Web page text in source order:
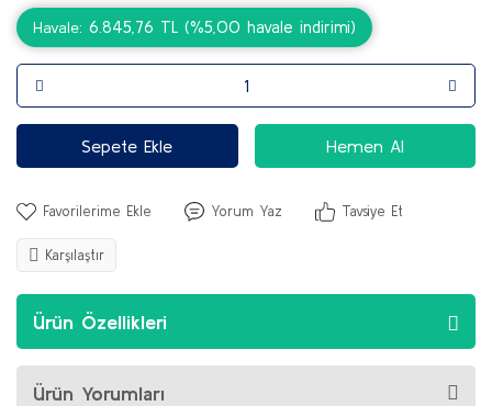
Havale 6.845,76 TL (%5,00 havale indirimi)
Sepete Ekle Hemen Al
Yorum Yaz Tavsiye Et
Karşılaştır
Ürün Özellikleri
Ürün Yorumları